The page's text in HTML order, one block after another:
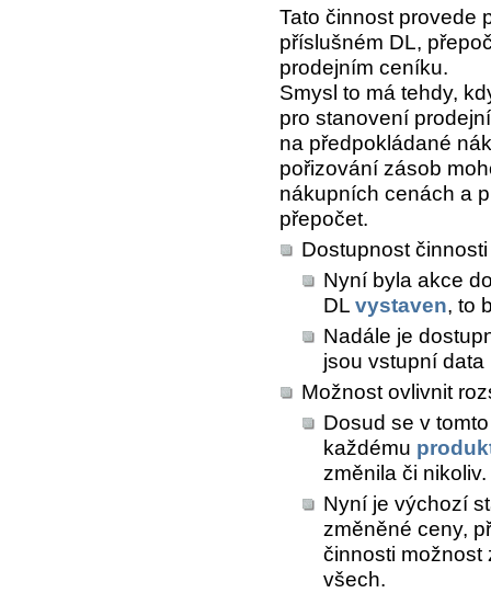
Tato činnost provede
příslušném DL,
prodejním ceníku.
Smysl to má tehdy,
pro stanovení
na předpokládané
pořizování zásob
nákupních cenách a
přepočet.
Dostupnost
Nyní byla akce
DL vystaven, to
Nadále je
jsou vstupní
Možnost ovlivnit
Dosud se v
každému
změnila či nikoliv.
Nyní je výchozí
změněné ceny,
činnosti možnost
všech.